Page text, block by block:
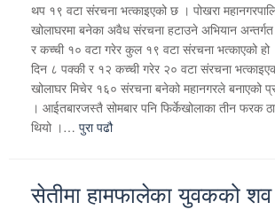
थप १९ वटा संरचना भत्काइएको छ । पोखरा
खोलाघरमा बनेका अवैध संरचना हटाउने अभियान अन्तर्गत
र कच्ची १० वटा गरेर कुल १९ वटा संरचना भत्काएको
दिन ८ पक्की र १२ कच्ची गरेर २० वटा संरचना
खोलाघर मिचेर १६० संरचना बनेको महानगरले बनाएको
। आईतबारजस्तै सोमबार पनि फिर्केखोलाका तीन फरक
थियो ।… पुरा पढौ
सेतीमा हामफालेका युवकको शव